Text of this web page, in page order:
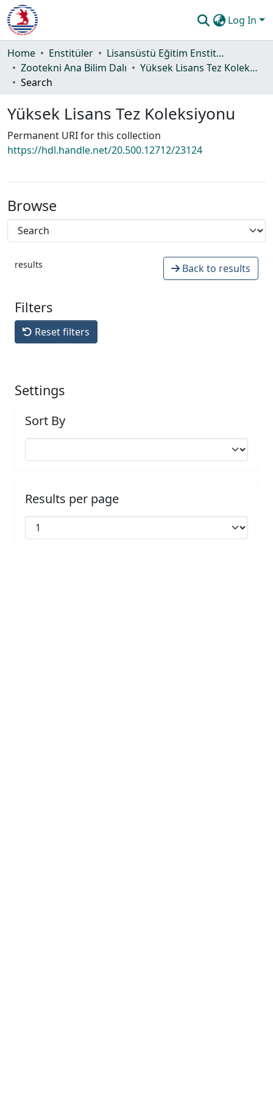
Log In
Communities & Collections
All of DSpace
Home Enstitüler
Lisansüstü Eğitim Enstitüsü
Zootekni Ana Bilim Dalı
Yüksek Lisans Tez Koleksiyonu
Search
Yüksek Lisans Tez Koleksiyonu
Permanent URI for this collection
https://hdl.handle.net/20.500.12712/23124
Browse
results Back to results
Filters
Reset filters
Settings
Sort By
Results per page